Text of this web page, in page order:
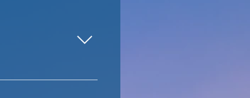
Das ist von der